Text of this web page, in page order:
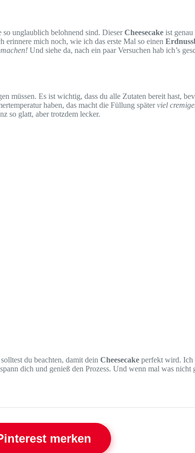
so unglaublich belohnend sind. DieserCheesecake ist
erinnere mich noch, wie ich das erste Mal so einen
Und siehe da, nach ein paar Versuchen hab ich’s
müssen. Es ist wichtig, dass du alle Zutaten bereit hast,
haben, das macht die Füllung späterviel
so glatt, aber trotzdem lecker.
du beachten, damit dein Cheesecake perfekt wird. Ich
dich und genieß den Prozess. Und wenn mal was
merken